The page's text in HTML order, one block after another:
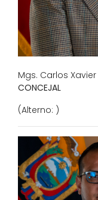
Mgs. Carlos
CONCEJAL
(Alterno: )